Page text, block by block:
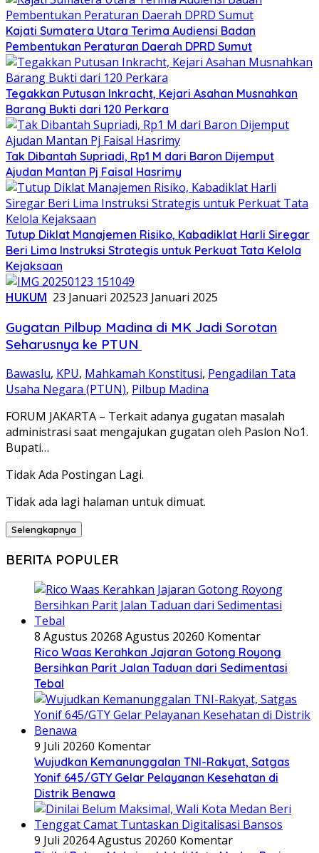
Kajati Sumatera Utara Terima Audiensi Badan
Pembentukan Peraturan Daerah DPRD Sumut
Tegakkan Putusan Inkracht, Kejari Asahan Musnahkan
Barang Bukti dari 120 Perkara
Tak Dibantah Supriadi, Rp1 M dari Baron Dijemput
Ajudan Mantan Pj Faisal Hasrimy
Tutup Diklat Manajemen Risiko, Kabadiklat Harli Siregar
Beri Lima Instruksi Strategis untuk Perkuat Tata Kelola
Kejaksaan
HUKUM 23 Januari 202523 Januari 2025
Gugatan Pilbup Madina di MK Jadi Sorotan
Seharusnya ke PTUN
Bawaslu, KPU, Mahkamah Konstitusi, Pengadilan Tata
Usaha Negara (PTUN), Pilbup Madina
FORUM JAKARTA – Terkait adanya gugatan masalah
administrasi saat mengajukan gugatan oleh Paslon No1.
Bupati…
Tidak Ada Postingan Lagi.
Tidak ada lagi halaman untuk dimuat.
Selengkapnya
BERITA POPULER
8 Agustus 20268 Agustus 20260 Komentar
Rico Waas Kerahkan Jajaran Gotong Royong
Bersihkan Parit Jalan Taduan dari Sedimentasi
Tebal
9 Juli 20260 Komentar
Wujudkan Kemanunggalan TNI-Rakyat, Satgas
Yonif 645/GTY Gelar Pelayanan Kesehatan di
Distrik Benawa
9 Juli 20264 Agustus 20260 Komentar